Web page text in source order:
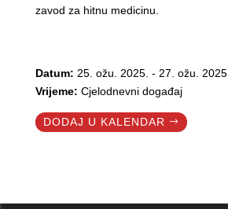
zavod za hitnu medicinu.
Datum: 25. ožu. 2025. - 27. ožu. 2025.
Vrijeme: Cjelodnevni događaj
DODAJ U KALENDAR